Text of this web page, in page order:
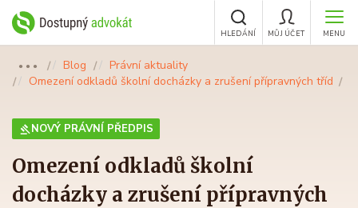
MENU
MŮJ ÚČET
HLEDÁNÍ
●●● Blog
Právní aktuality
Omezení odkladů školní docházky a zrušení přípravných tříd
NOVÝ PRÁVNÍ PŘEDPIS
Omezení odkladů školní
docházky a zrušení přípravných